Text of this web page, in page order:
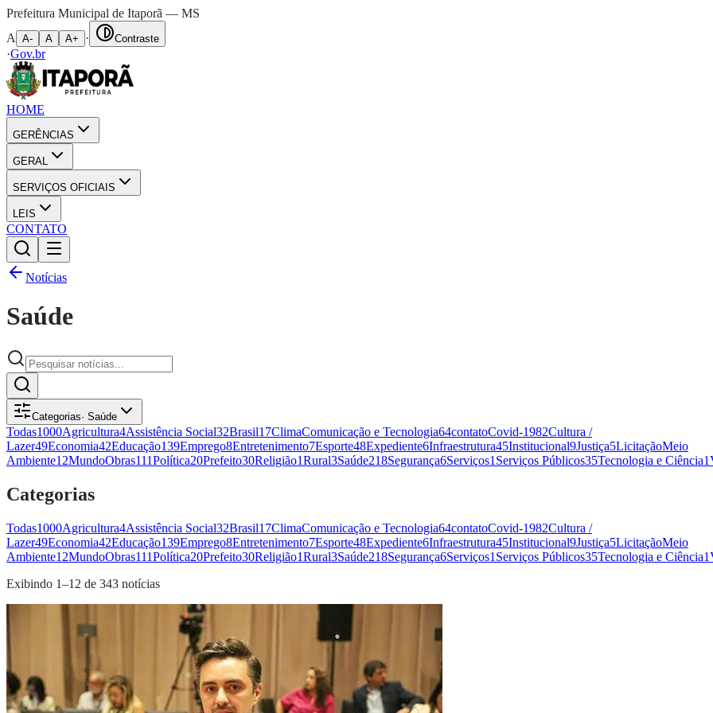
Prefeitura Municipal de Itaporã — MS
A
A- A A+ · Contraste
·Gov.br
HOME
GERÊNCIAS
GERAL
SERVIÇOS OFICIAIS
LEIS
CONTATO
Notícias
Saúde
Categorias· Saúde
Todas1000Agricultura4Assistência Social32Brasil17ClimaComunicação e Tecnologia64contatoCovid-1982Cultura /
Lazer49Economia42Educação139Emprego8Entretenimento7Esporte48Expediente6Infraestrutura45Institucional9Justiça5LicitaçãoMeio
Ambiente12MundoObras111Política20Prefeito30Religião1Rural3Saúde218Segurança6Serviços1 Serviços Públicos35Tecnologia e Ciência1
Categorias
Todas1000Agricultura4Assistência Social32Brasil17ClimaComunicação e Tecnologia64contatoCovid-1982Cultura /
Lazer49Economia42Educação139Emprego8Entretenimento7Esporte48Expediente6Infraestrutura45Institucional9Justiça5LicitaçãoMeio
Ambiente12MundoObras111Política20Prefeito30Religião1Rural3Saúde218Segurança6Serviços1 Serviços Públicos35Tecnologia e Ciência1
Exibindo 1–12 de 343 notícias